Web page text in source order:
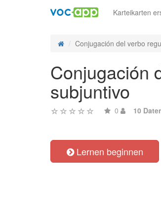
Karteikarten
Conjugación del verbo
Conjugación
subjuntivo
0 10
Lernen beginnen